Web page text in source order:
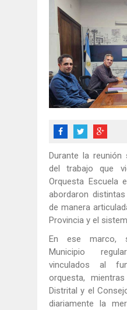
Durante la reunión
del trabajo que
Orquesta Escuela
abordaron
de manera
Provincia y el
En ese marco,
Municipio
vinculados al
orquesta,
Distrital y el
diariamente la